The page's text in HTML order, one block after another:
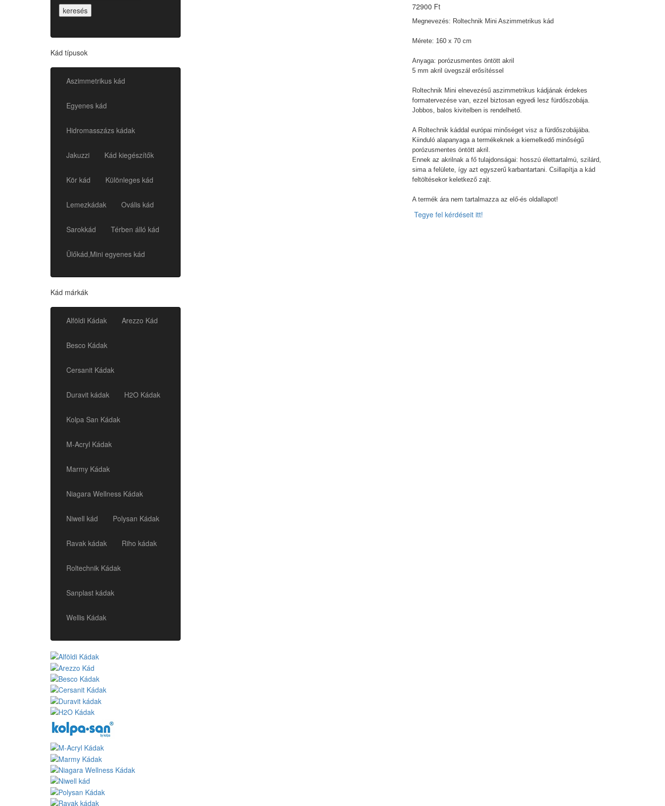
keresés
Kád típusok
Aszimmetrikus kád
Egyenes kád
Hidromasszázs kádak
Jakuzzi Kád kiegészítők
Kör kád Különleges kád
Lemezkádak Ovális kád
Sarokkád Térben álló kád
Ülőkád,Mini egyenes kád
Kád márkák
Alföldi Kádak Arezzo Kád
Besco Kádak
Cersanit Kádak
Duravit kádak H2O Kádak
Kolpa San Kádak
M-Acryl Kádak
Marmy Kádak
Niagara Wellness Kádak
Niwell kád Polysan Kádak
Ravak kádak Riho kádak
Roltechnik Kádak
Sanplast kádak
Wellis Kádak
72900 Ft
Megnevezés: Roltechnik Mini Aszimmetrikus kád
Mérete: 160 x 70 cm
Anyaga: porózusmentes öntött akril
5 mm akril üvegszál erősítéssel
Roltechnik Mini elnevezésű aszimmetrikus kádjának érdekes
formatervezése van, ezzel biztosan egyedi lesz fürdőszobája.
Jobbos, balos kivitelben is rendelhető.
A Roltechnik káddal európai minőséget visz a fürdőszobájába.
Kiinduló alapanyaga a termékeknek a kiemelkedő minőségű
porózusmentes öntött akril.
Ennek az akrilnak a fő tulajdonságai: hosszú élettartalmú, szilárd,
sima a felülete, így azt egyszerű karbantartani. Csillapítja a kád
feltöltésekor keletkező zajt.
A termék ára nem tartalmazza az elő-és oldallapot!
Tegye fel kérdéseit itt!